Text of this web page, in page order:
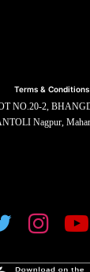
Terms & Conditions
NO.20-2,
Nagpur,